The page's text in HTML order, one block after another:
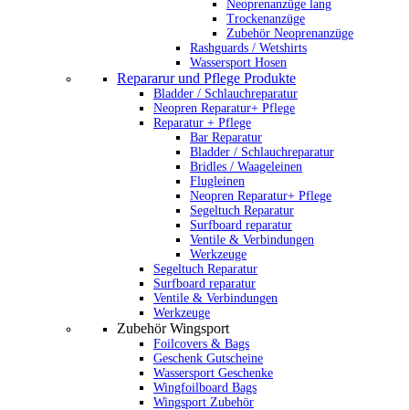
Neoprenanzüge lang
Trockenanzüge
Zubehör Neoprenanzüge
Rashguards / Wetshirts
Wassersport Hosen
Repararur und Pflege Produkte
Bladder / Schlauchreparatur
Neopren Reparatur+ Pflege
Reparatur + Pflege
Bar Reparatur
Bladder / Schlauchreparatur
Bridles / Waageleinen
Flugleinen
Neopren Reparatur+ Pflege
Segeltuch Reparatur
Surfboard reparatur
Ventile & Verbindungen
Werkzeuge
Segeltuch Reparatur
Surfboard reparatur
Ventile & Verbindungen
Werkzeuge
Zubehör Wingsport
Foilcovers & Bags
Geschenk Gutscheine
Wassersport Geschenke
Wingfoilboard Bags
Wingsport Zubehör